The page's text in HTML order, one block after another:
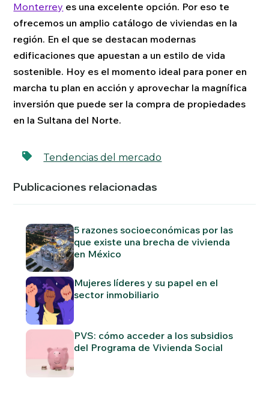
Monterrey es una excelente opción. Por eso te
ofrecemos un amplio catálogo de viviendas en la
región. En el que se destacan modernas
edificaciones que apuestan a un estilo de vida
sostenible. Hoy es el momento ideal para poner en
marcha tu plan en acción y aprovechar la magnífica
inversión que puede ser la compra de propiedades
en la Sultana del Norte.
Tendencias del mercado
Publicaciones relacionadas
5 razones socioeconómicas por las
que existe una brecha de vivienda
en México
Mujeres líderes y su papel en el
sector inmobiliario
PVS: cómo acceder a los subsidios
del Programa de Vivienda Social